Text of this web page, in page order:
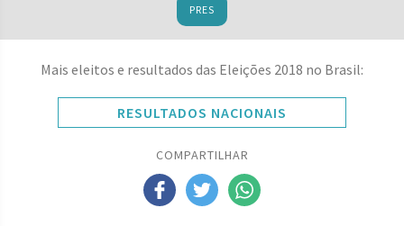
PRES
Mais eleitos e resultados das Eleições 2018 no Brasil:
RESULTADOS NACIONAIS
COMPARTILHAR